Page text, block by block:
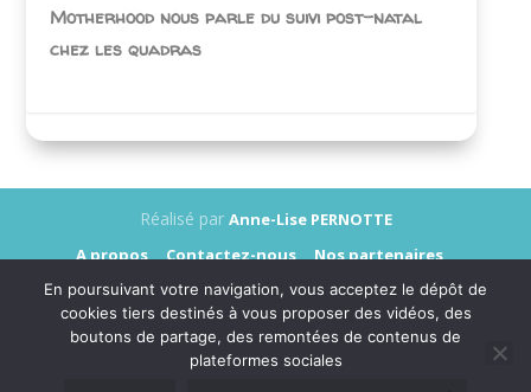
Motherhood nous parle du suivi post-natal
chez les quadras
Réalisé par Anne-Lise PERNOTTE
A propos
Contactez-nous
Nos partenaires
Annonceurs
Presse
Mentions légales
Données personnelles
En poursuivant votre navigation, vous acceptez le dépôt de
cookies tiers destinés à vous proposer des vidéos, des
boutons de partage, des remontées de contenus de
plateformes sociales